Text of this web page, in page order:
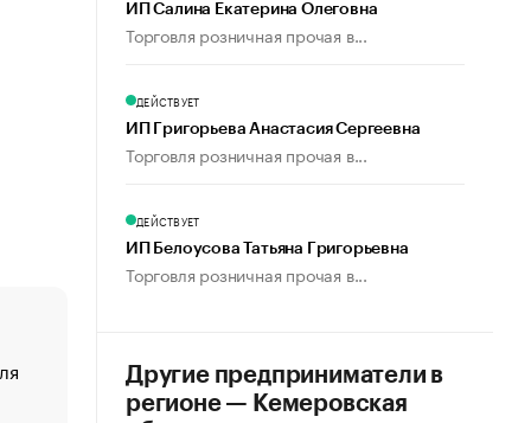
«От спорта тело стареет иначе». Как живет глава
создавшей GTA
ИП Салина Екатерина Олеговна
Торговля розничная прочая в...
ДЕЙСТВУЕТ
ИП Григорьева Анастасия Сергеевна
Торговля розничная прочая в...
ДЕЙСТВУЕТ
ИП Белоусова Татьяна Григорьевна
Торговля розничная прочая в...
Другие предприниматели в
регионе — Кемеровская